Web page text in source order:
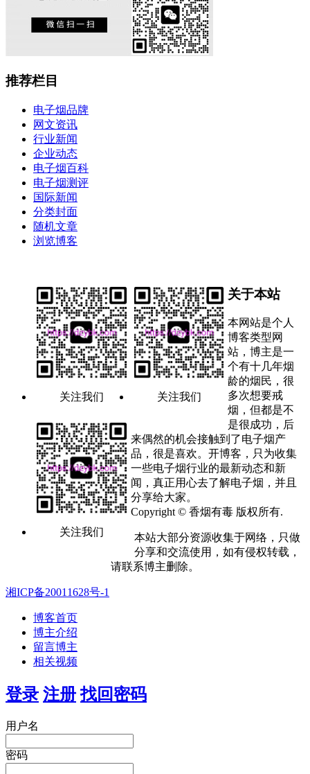
推荐栏目
电子烟品牌
网文资讯
行业新闻
企业动态
电子烟百科
电子烟测评
国际新闻
分类封面
随机文章
浏览博客
关注我们 关注我们
关注我们
关于本站
本网站是个人
博客类型网
站，博主是一
个有十几年烟
龄的烟民，很
多次想要戒
烟，但都是不
是很成功，后
来偶然的机会接触到了电子烟产
品，很是喜欢。开博客，只为收集
一些电子烟行业的最新动态和新
闻，真正用心去了解电子烟，并且
分享给大家。
Copyright © 香烟有毒 版权所有.
本站大部分资源收集于网络，只做
分享和交流使用，如有侵权转载，
请联系博主删除。
湘ICP备20011628号-1
博客首页
博主介绍
留言博主
相关视频
登录 注册 找回密码
用户名
密码